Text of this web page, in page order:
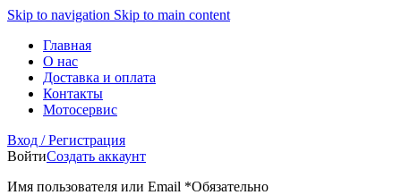
Skip to navigation Skip to main content
Главная
О нас
Доставка и оплата
Контакты
Мотосервис
Вход / Регистрация
ВойтиСоздать аккаунт
Имя пользователя или Email *Обязательно